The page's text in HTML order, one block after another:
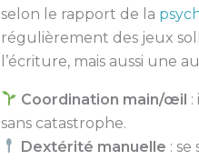
selon le rapport de la
régulièrement des jeux
l’écriture, mais aussi une
Coordination main/œil :
sans catastrophe.
Dextérité manuelle : se